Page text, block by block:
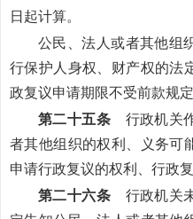
日起计算。
公民、法人或者其他组
行保护人身权、财产权的法
政复议申请期限不受前款规定
第二十五条 行政机关
者其他组织的权利、义务可
申请行政复议的权利、行政
第二十六条 行政机关